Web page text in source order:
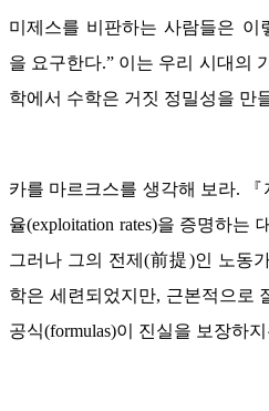
미제스를 비판하는 사람들은 이
을 요구한다.” 이는 우리 시대의
학에서 수학은 거짓 정밀성을 만
카를 마르크스를 생각해 보라. 『
율(exploitation rates)을 증명하는
그러나 그의 전제(前提)인 노동
학은 세련되었지만, 근본적으로
공식(formulas)이 진실을 보장하